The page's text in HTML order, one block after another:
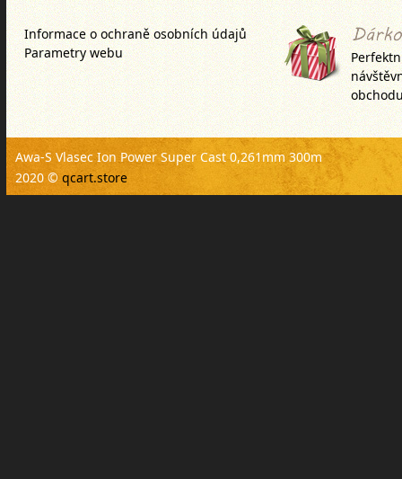
Informace o ochraně osobních údajů
Parametry webu
Awa-S Vlasec Ion Power Super Cast 0,261mm 300m
2020 © qcart.store